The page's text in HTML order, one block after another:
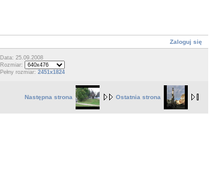
Zaloguj się
Data: 25.09.2008
Rozmiar:
Pełny rozmiar: 2451x1824
Następna strona Ostatnia strona